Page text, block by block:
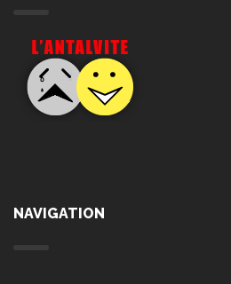
NAVIGATION